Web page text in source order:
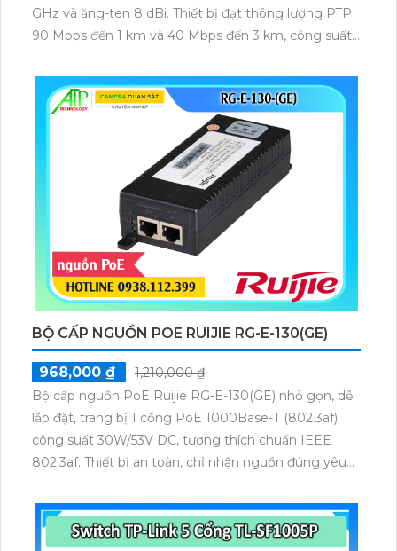
GHz và ăng-ten 8 dBi. Thiết bị đạt thông lượng PTP
90 Mbps đến 1 km và 40 Mbps đến 3 km, công suất
tải dữ liệu và video giám sát ổn định ở khoảng cách
xa.
BỘ CẤP NGUỒN POE RUIJIE RG-E-130(GE)
968,000 ₫
1,210,000 ₫
Bộ cấp nguồn PoE Ruijie RG-E-130(GE) nhỏ gọn, dễ
lắp đặt, trang bị 1 cổng PoE 1000Base-T (802.3af)
công suất 30W/53V DC, tương thích chuẩn IEEE
802.3af. Thiết bị an toàn, chỉ nhận nguồn đúng yêu
UL/cUL và GS, đảm bảo cung cấp nguồn ổn định cho
các thiết bị Wi-Fi.